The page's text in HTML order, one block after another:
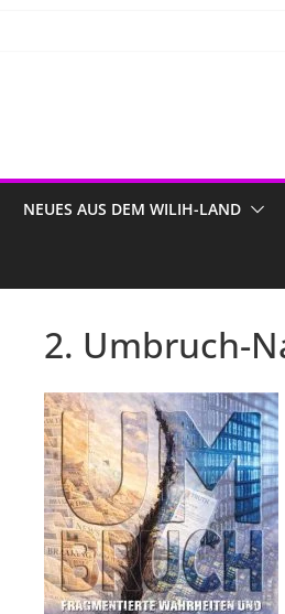
NEUES AUS DEM WILIH-LAND
2. Umbruch-